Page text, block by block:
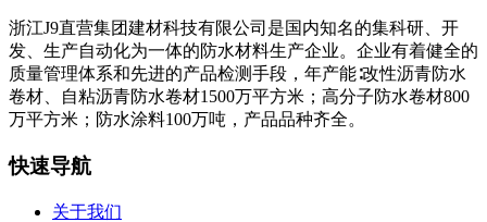
浙江J9直营集团建材科技有限公司是国内知名的集科研、开
发、生产自动化为一体的防水材料生产企业。企业有着健全的
质量管理体系和先进的产品检测手段，年产能∶改性沥青防水
卷材、自粘沥青防水卷材1500万平方米；高分子防水卷材800
万平方米；防水涂料100万吨，产品品种齐全。
快速导航
关于我们